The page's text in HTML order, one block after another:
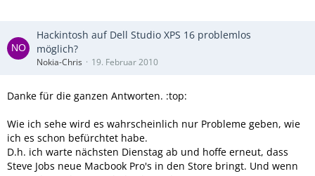
Hackintosh auf Dell Studio XPS 16 problemlos
möglich?
Nokia-Chris 19. Februar 2010
Danke für die ganzen Antworten. :top:
Wie ich sehe wird es wahrscheinlich nur Probleme geben, wie
ich es schon befürchtet habe.
D.h. ich warte nächsten Dienstag ab und hoffe erneut, dass
Steve Jobs neue Macbook Pro's in den Store bringt. Und wenn